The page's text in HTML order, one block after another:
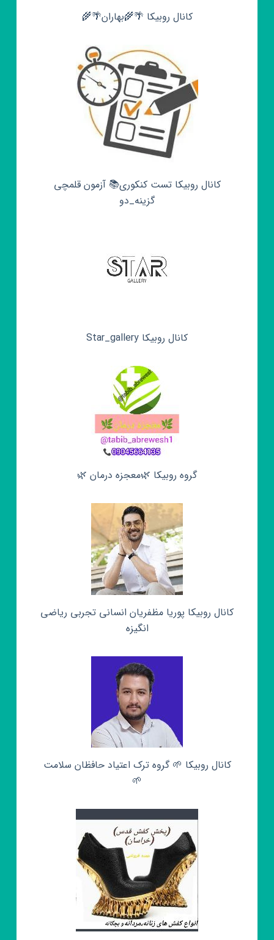
کانال روبیکا 🌴🌾بهاران🌴🌾
کانال روبیکا تست کنکوری📚 آزمون قلمچی‌‌
گزینه_دو
کانال روبیکا Star_gallery
گروه روبیکا 🌿معجزه درمان 🌿
کانال روبیکا پوریا مظفریان انسانی تجربی ریاضی
انگیزه
کانال روبیکا 🌱 گروه ترک اعتیاد حافظان سلامت
🌱